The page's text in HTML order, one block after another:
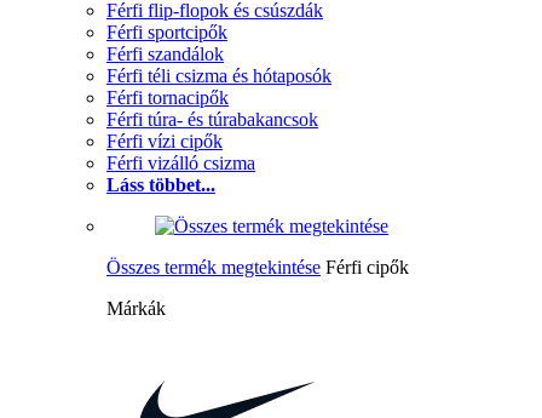
Férfi flip-flopok és csúszdák
Férfi sportcipők
Férfi szandálok
Férfi téli csizma és hótaposók
Férfi tornacipők
Férfi túra- és túrabakancsok
Férfi vízi cipők
Férfi vizálló csizma
Láss többet...
Összes termék megtekintése Férfi cipők
Márkák